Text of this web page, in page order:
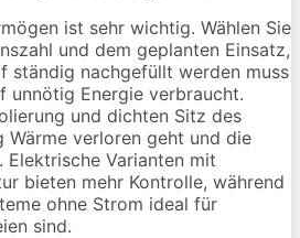
ist sehr wichtig. Wählen Sie
und dem geplanten Einsatz,
ständig nachgefüllt werden muss
unnötig Energie verbraucht.
und dichten Sitz des
Wärme verloren geht und die
Elektrische Varianten mit
bieten mehr Kontrolle, während
ohne Strom ideal für
sind.